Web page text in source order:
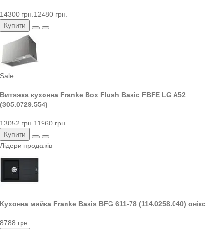
14300 грн. 12480 грн.
Купити
Sale
Витяжка кухонна Franke Box Flush Basic FBFE LG A52
(305.0729.554)
13052 грн.11960 грн.
Купити
Лідери продажів
Кухонна мийка Franke Basis BFG 611-78 (114.0258.040) онікс
8788 грн.